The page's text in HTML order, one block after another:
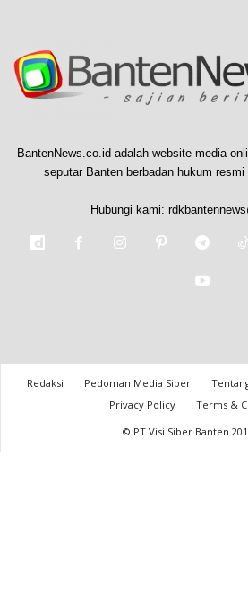
BantenNews.co.id adalah website media
seputar Banten berbadan hukum
Hubungi kami:
Redaksi Pedoman Media Siber
Privacy Policy
Terms &
© PT Visi Siber Banten